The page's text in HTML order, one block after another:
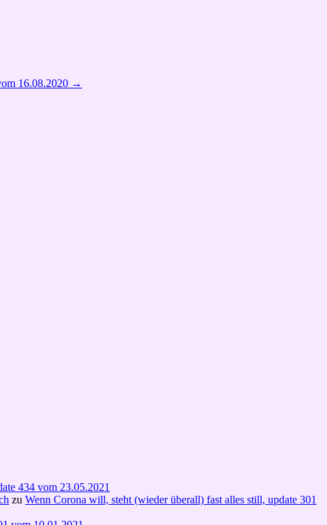
16.08.2020 →
434 vom 23.05.2021
zu Wenn Corona will, steht (wieder überall) fast alles still, update 301